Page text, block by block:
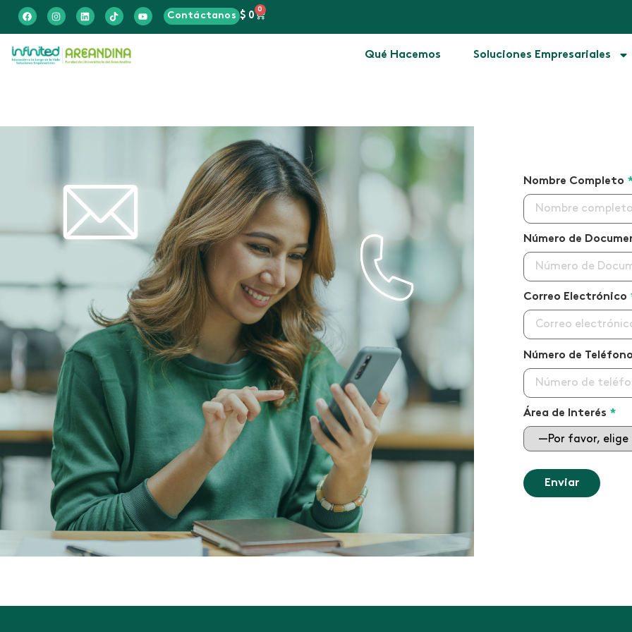
Contáctanos $0
0
Qué Hacemos Soluciones Empresariales
Nombre Completo
Número de
Correo Electrónico
Número de
Área de Interés *